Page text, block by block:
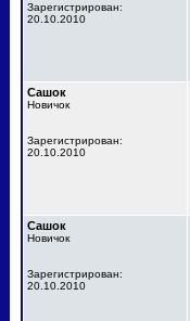
Зарегистрирован:
20.10.2010
Сашок
Новичок
Зарегистрирован:
20.10.2010
Сашок
Новичок
Зарегистрирован:
20.10.2010